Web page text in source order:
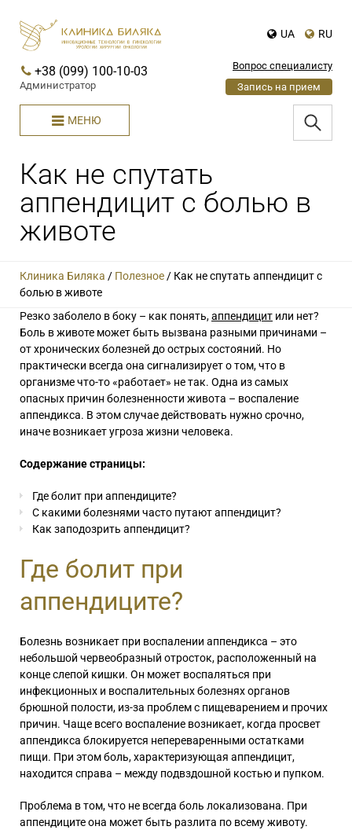
UA RU
+38 (099) 100-10-03
Администратор
Вопрос специалисту
Запись на прием
МЕНЮ
Как не спутать
аппендицит с болью в
животе
Клиника Биляка / Полезное/ Как не спутать аппендицит с
болью в животе
Резко заболело в боку – как понять,аппендицит или нет?
Боль в животе может быть вызвана разными причинами –
от хронических болезней до острых состояний. Но
практически всегда она сигнализирует о том, что в
организме что-то «работает» не так. Одна из самых
опасных причин болезненности живота – воспаление
аппендикса. В этом случае действовать нужно срочно,
иначе возникает угроза жизни человека.
Содержание страницы:
Где болит при аппендиците?
С какими болезнями часто путают аппендицит?
Как заподозрить аппендицит?
Где болит при
аппендиците?
Болезнь возникает при воспалении аппендикса – это
небольшой червеобразный отросток, расположенный на
конце слепой кишки. Он может воспаляться при
инфекционных и воспалительных болезнях органов
брюшной полости, из-за проблем с пищеварением и прочих
причин. Чаще всего воспаление возникает, когда просвет
аппендикса блокируется непереваренными остатками
пищи. При этом боль, характеризующая аппендицит,
находится справа – между подвздошной костью и пупком.
Проблема в том, что не всегда боль локализована. При
аппендиците она может быть разлита по всему животу.